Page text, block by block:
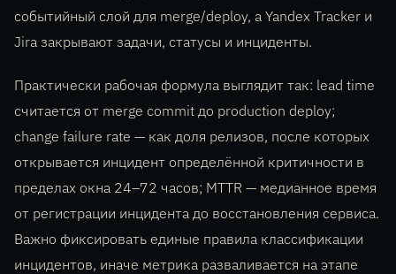
событийный слой для merge/deploy, а Yandex Tracker и
Jira закрывают задачи, статусы и инциденты.
Практически рабочая формула выглядит так: lead time
считается от merge commit до production deploy;
change failure rate — как доля релизов, после которых
открывается инцидент определённой критичности в
пределах окна 24–72 часов; MTTR — медианное время
от регистрации инцидента до восстановления сервиса.
Важно фиксировать единые правила классификации
инцидентов, иначе метрика разваливается на этапе